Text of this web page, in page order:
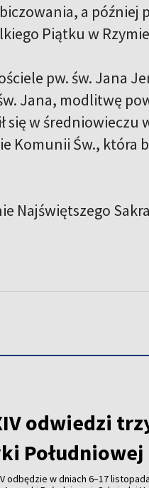
a później
Piątku w
pw. św. Jana
Jana, modlitwę
w średniowieczu
Komunii Św., która
Najświętszego
odwiedzi
Południowej
odbędzie w dniach 6–17